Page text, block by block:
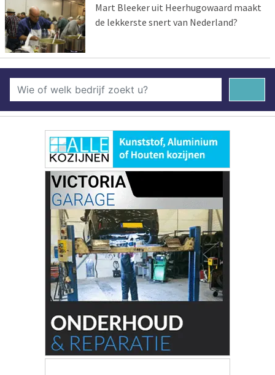
Mart Bleeker uit Heerhugowaard maakt
de lekkerste snert van Nederland?